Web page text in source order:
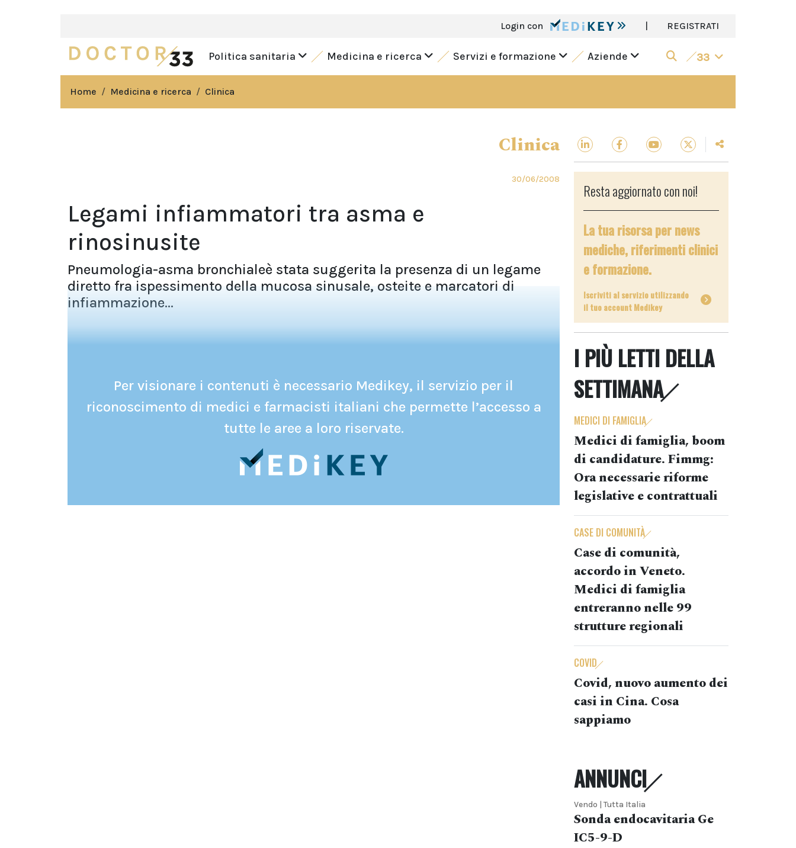
Login con | REGISTRATI
Politica sanitaria Medicina e ricerca Servizi e formazione Aziende 33
Home Medicina e ricerca Clinica
Clinica
30/06/2008
Legami infiammatori tra asma e
rinosinusite
Pneumologia-asma bronchialeè stata suggerita la presenza di un legame
diretto fra ispessimento della mucosa sinusale, osteite e marcatori di
infiammazione...
Per visionare i contenuti è necessario Medikey, il servizio per il
riconoscimento di medici e farmacisti italiani che permette l’accesso a
tutte le aree a loro riservate.
Resta aggiornato con noi!
La tua risorsa per news
mediche, riferimenti clinici
e formazione.
Iscriviti al servizio utilizzando
il tuo account Medikey
I PIÙ LETTI DELLA
SETTIMANA
MEDICI DI FAMIGLIA
Medici di famiglia, boom
di candidature. Fimmg:
Ora necessarie riforme
legislative e contrattuali
CASE DI COMUNITÀ
Case di comunità,
accordo in Veneto.
Medici di famiglia
entreranno nelle 99
strutture regionali
COVID
Covid, nuovo aumento dei
casi in Cina. Cosa
sappiamo
ANNUNCI
Vendo | Tutta Italia
Sonda endocavitaria Ge
IC5-9-D